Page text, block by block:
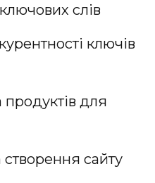
слів
ключів
продуктів для
сайту